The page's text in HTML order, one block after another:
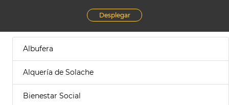
Desplegar
Albufera
Alquería de Solache
Bienestar Social